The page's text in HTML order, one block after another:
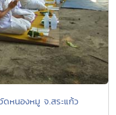
หนองหมู จ.สระแก้ว